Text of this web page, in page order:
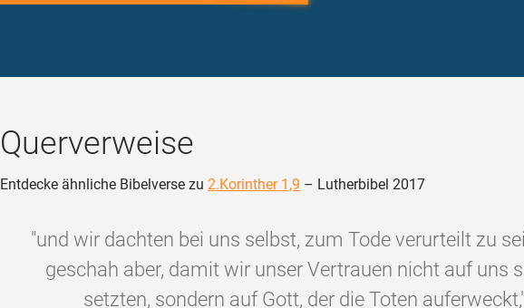
Querverweise
Entdecke ähnliche Bibelverse zu 2.Korinther 1,9 – Lutherbibel 2017
"und wir dachten bei uns selbst, zum Tode verurteilt zu
geschah aber, damit wir unser Vertrauen nicht auf uns
setzten, sondern auf Gott, der die Toten auferweckt,"